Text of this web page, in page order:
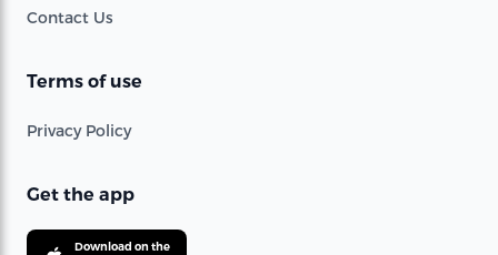
Contact Us
Terms of use
Privacy Policy
Get the app
Download on the